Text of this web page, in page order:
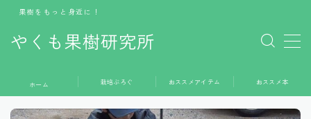
やくも果樹研究所
果樹をもっと身近に！
MENU
ホーム
ホーム 栽培ぶろぐ おススメアイテム おススメ本